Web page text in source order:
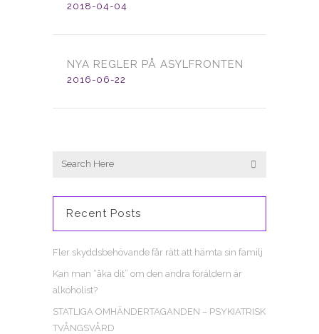
2018-04-04
NYA REGLER PÅ ASYLFRONTEN
2016-06-22
Recent Posts
Fler skyddsbehövande får rätt att hämta sin familj
Kan man “åka dit” om den andra föräldern är
alkoholist?
STATLIGA OMHÄNDERTAGANDEN – PSYKIATRISK
TVÅNGSVÅRD